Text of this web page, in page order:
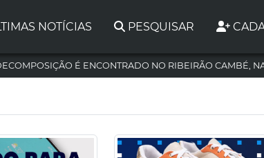
NOTÍCIAS PESQUISAR
É ENCONTRADO NO RIBEIRÃO CAMBÉ,